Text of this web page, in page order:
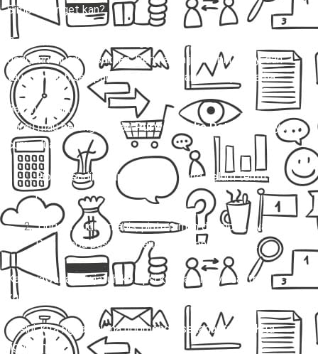
Simpel banget kan?
Begitu naik mobil, kamu tinggal santai, rebahan, atau
dengerin musik kesukaan. Perjalanan jadi lebih enjoy, dan
tau-tau udah sampai Pati dengan nyaman tanpa drama.
Bayangin gini:
Kamu mau berangkat dariPurworejo ke Pati.
Pilihannya
cuma dua:
Ribet sendiri nyari kendaraan yang belum tentu
nyaman.
Tinggal duduk manis, pintu rumah dijemput, nyampe
Pati tanpa pusing, barang aman, ongkos jelas.
Kalau jawabanmu jatuh ke opsi kedua, artinya saatnya
kamu jalan bareng
Di sini, kita nggak cuma ngomongin sekadar travel
. Kita
ngomongin: